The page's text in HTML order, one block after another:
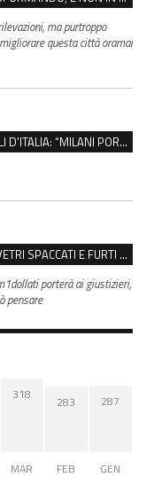
ma purtroppo
questa città oramai
HELLWATT, SCONTRO SENZA FINE. FRATELLI D’ITALIA: “MILANI PORTA DOCUMENTI, DE FRANCO INSULTI”
REGGIO, PIAZZALE EUROPA È UN INCUBO: VETRI SPACCATI E FURTI SULLE AUTO IN SOSTA
porterà ai giustizieri,
pensare
318
MAR
283
FEB
287
GEN